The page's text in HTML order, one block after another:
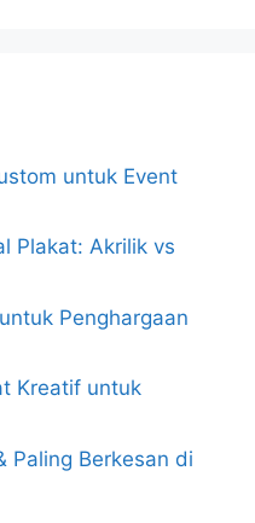
untuk Event
Plakat: Akrilik vs
Penghargaan
Kreatif untuk
Paling Berkesan di